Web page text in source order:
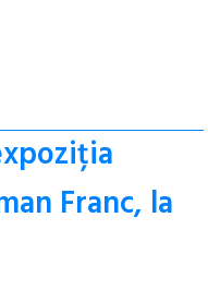
Franc, la